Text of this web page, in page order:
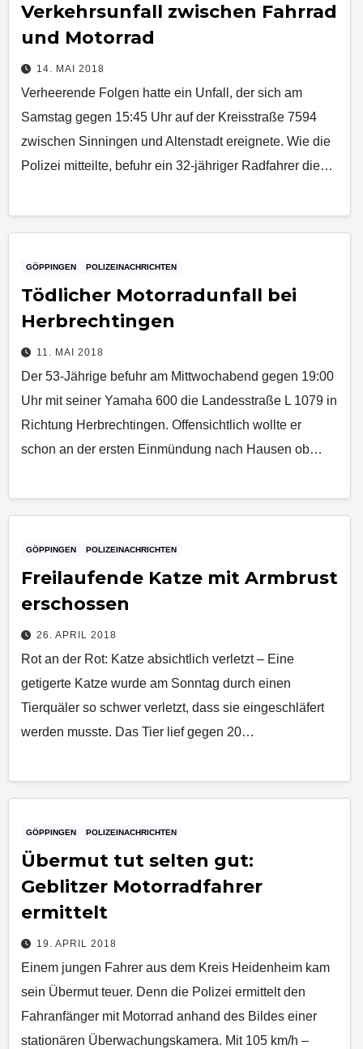
Verkehrsunfall zwischen Fahrrad
und Motorrad
14. MAI 2018
Verheerende Folgen hatte ein Unfall, der sich am
Samstag gegen 15:45 Uhr auf der Kreisstraße 7594
zwischen Sinningen und Altenstadt ereignete. Wie die
Polizei mitteilte, befuhr ein 32-jähriger Radfahrer die…
GÖPPINGEN POLIZEINACHRICHTEN
Tödlicher Motorradunfall bei
Herbrechtingen
11. MAI 2018
Der 53-Jährige befuhr am Mittwochabend gegen 19:00
Uhr mit seiner Yamaha 600 die Landesstraße L 1079 in
Richtung Herbrechtingen. Offensichtlich wollte er
schon an der ersten Einmündung nach Hausen ob…
GÖPPINGEN POLIZEINACHRICHTEN
Freilaufende Katze mit Armbrust
erschossen
26. APRIL 2018
Rot an der Rot: Katze absichtlich verletzt – Eine
getigerte Katze wurde am Sonntag durch einen
Tierquäler so schwer verletzt, dass sie eingeschläfert
werden musste. Das Tier lief gegen 20…
GÖPPINGEN POLIZEINACHRICHTEN
Übermut tut selten gut:
Geblitzer Motorradfahrer
ermittelt
19. APRIL 2018
Einem jungen Fahrer aus dem Kreis Heidenheim kam
sein Übermut teuer. Denn die Polizei ermittelt den
Fahranfänger mit Motorrad anhand des Bildes einer
stationären Überwachungskamera. Mit 105 km/h –